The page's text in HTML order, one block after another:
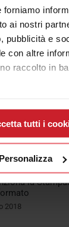
forniamo
ai nostri
pubblicità e
con altre
raccolto in
tutti i
Personalizza
tra
la
2018